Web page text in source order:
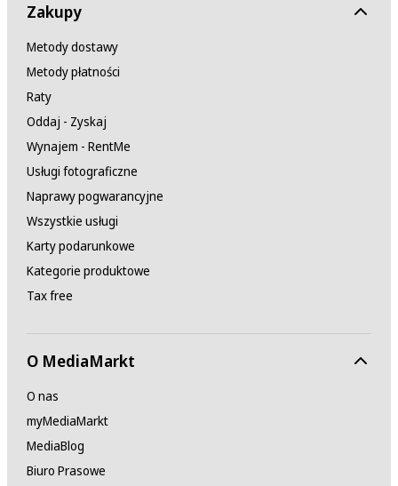
Zakupy
Metody dostawy
Metody płatności
Raty
Oddaj - Zyskaj
Wynajem - RentMe
Usługi fotograficzne
Naprawy pogwarancyjne
Wszystkie usługi
Karty podarunkowe
Kategorie produktowe
Tax free
O MediaMarkt
O nas
myMediaMarkt
MediaBlog
Biuro Prasowe